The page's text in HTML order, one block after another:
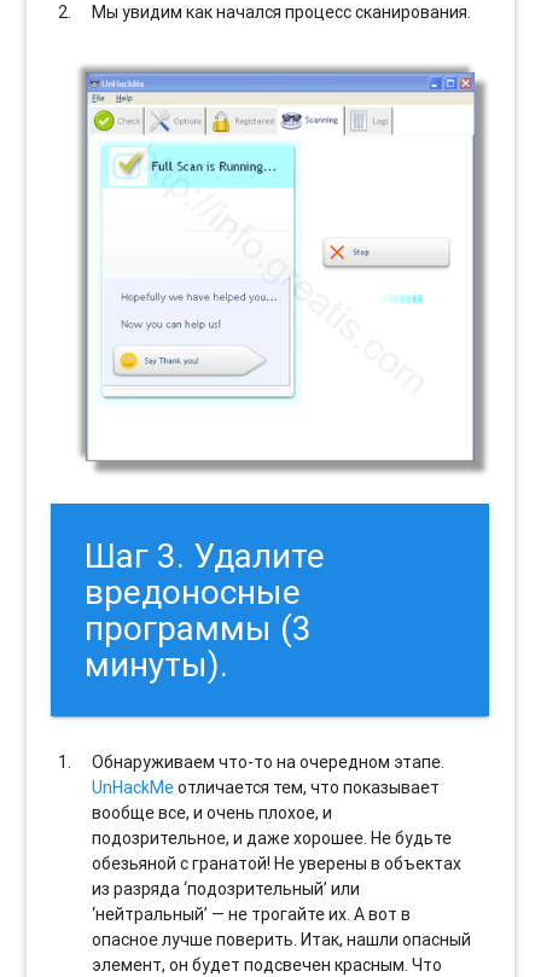
Мы увидим как начался процесс сканирования.
Шаг 3. Удалите
вредоносные
программы (3
минуты).
Обнаруживаем что-то на очередном этапе.
UnHackMeотличается тем, что показывает
вообще все, и очень плохое, и
подозрительное, и даже хорошее. Не будьте
обезьяной с гранатой! Не уверены в объектах
из разряда ‘подозрительный’ или
‘нейтральный’ — не трогайте их. А вот в
опасное лучше поверить. Итак, нашли опасный
элемент, он будет подсвечен красным. Что